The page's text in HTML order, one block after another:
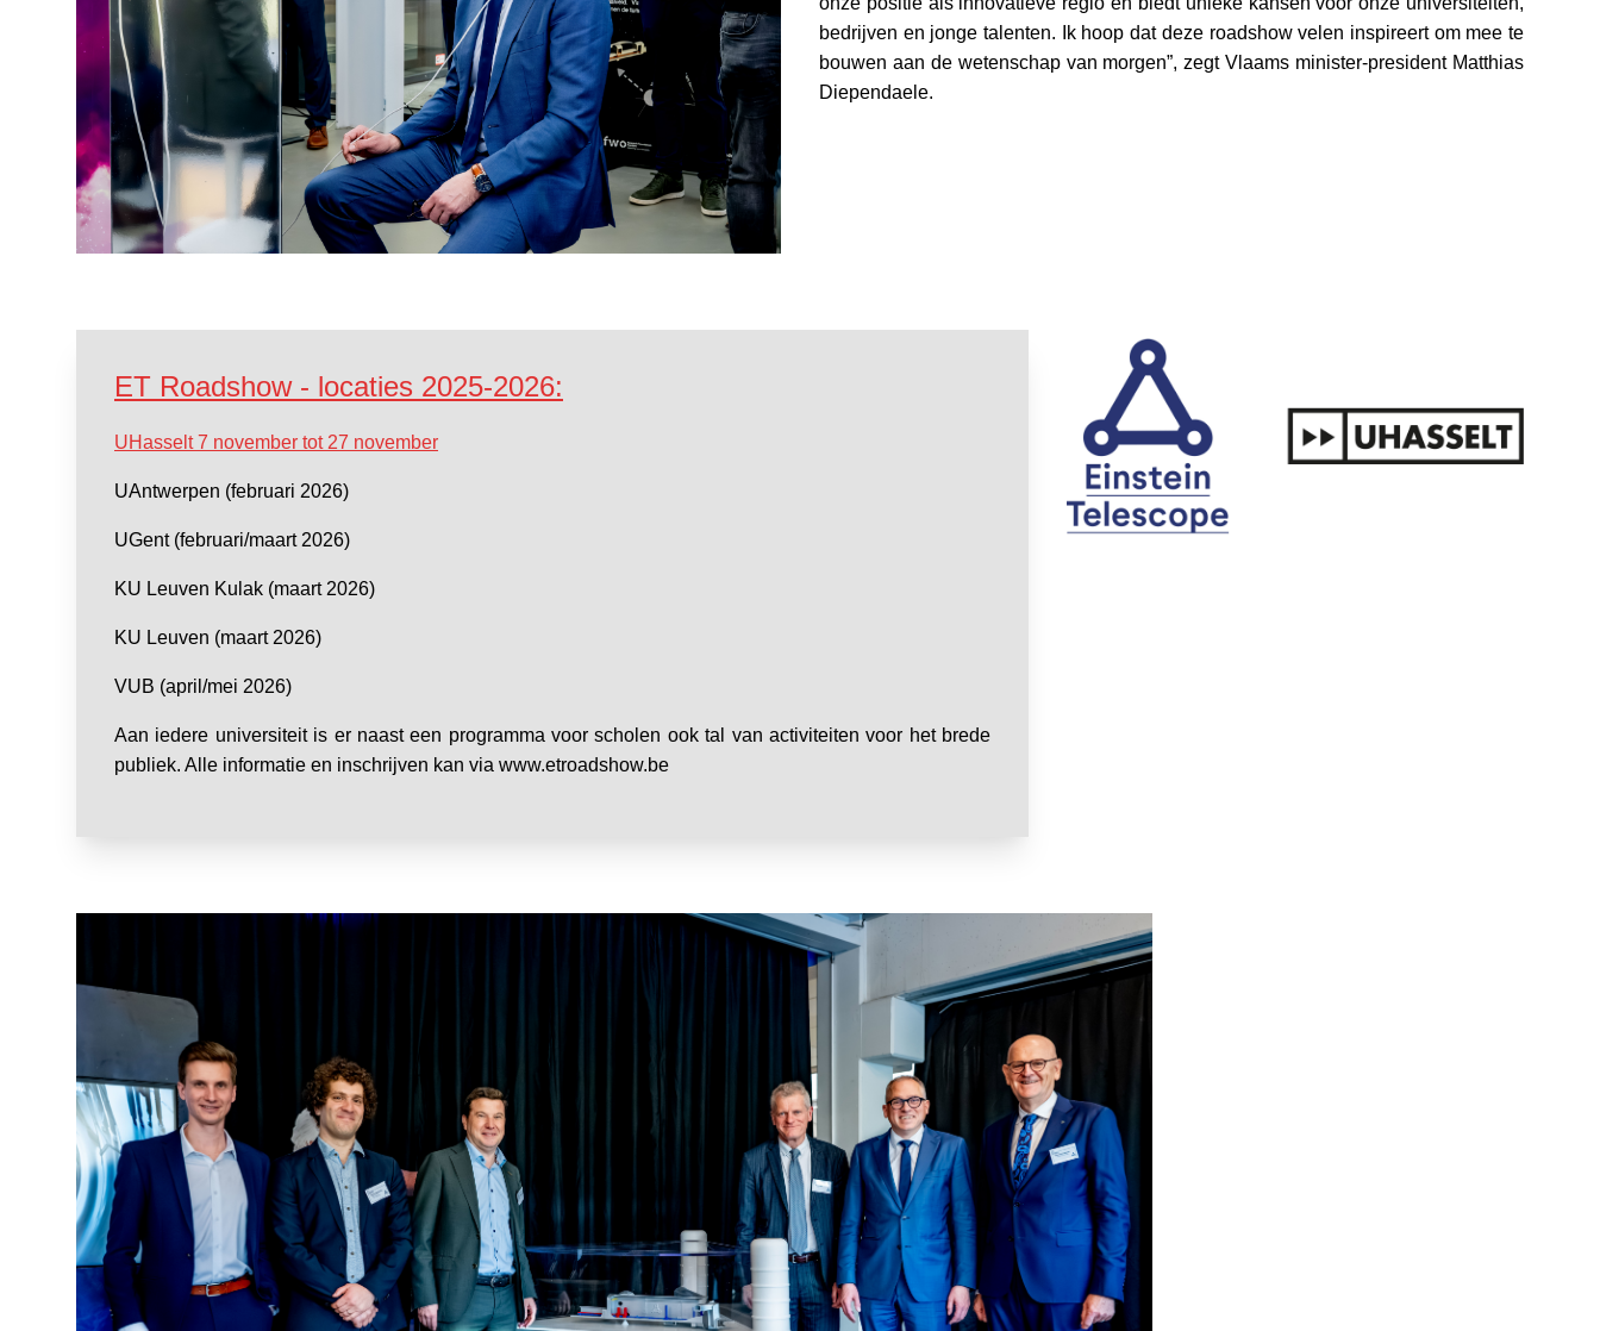
bedrijven en jonge talenten. Ik hoop dat deze roadshow velen inspireert om mee te
bouwen aan de wetenschap van morgen”, zegt Vlaams minister-president Matthias
Diependaele.
ET Roadshow - locaties 2025-2026:
UHasselt 7 november tot 27 november
UAntwerpen (februari 2026)
UGent (februari/maart 2026)
KU Leuven Kulak (maart 2026)
KU Leuven (maart 2026)
VUB (april/mei 2026)
Aan iedere universiteit is er naast een programma voor scholen ook tal van activiteiten voor het brede
publiek. Alle informatie en inschrijven kan via www.etroadshow.be